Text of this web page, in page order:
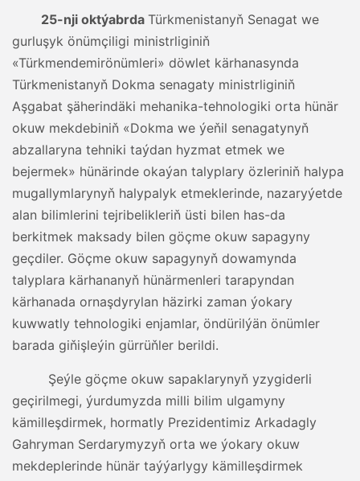
25-nji oktýabrda Türkmenistanyň Senagat we
gurluşyk önümçiligi ministrliginiň
«Türkmendemirönümleri» döwlet kärhanasynda
Türkmenistanyň Dokma senagaty ministrliginiň
Aşgabat şäherindäki mehanika-tehnologiki orta hünär
okuw mekdebiniň «Dokma we ýeňil senagatynyň
abzallaryna tehniki taýdan hyzmat etmek we
bejermek» hünärinde okaýan talyplary özleriniň halypa
mugallymlarynyň halypalyk etmeklerinde, nazaryýetde
alan bilimlerini tejribelikleriň üsti bilen has-da
berkitmek maksady bilen göçme okuw sapagyny
geçdiler. Göçme okuw sapagynyň dowamynda
talyplara kärhananyň hünärmenleri tarapyndan
kärhanada ornaşdyrylan häzirki zaman ýokary
kuwwatly tehnologiki enjamlar, öndürilýän önümler
barada giňişleýin gürrüňler berildi.
Şeýle göçme okuw sapaklarynyň yzygiderli
geçirilmegi, ýurdumyzda milli bilim ulgamyny
kämilleşdirmek, hormatly Prezidentimiz Arkadagly
Gahryman Serdarymyzyň orta we ýokary okuw
mekdeplerinde hünär taýýarlygy kämilleşdirmek